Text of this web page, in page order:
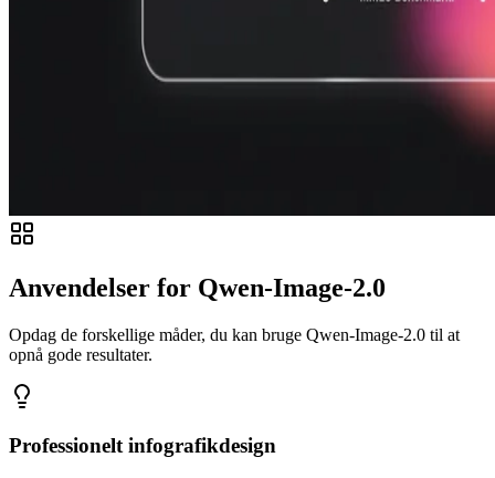
Anvendelser for Qwen-Image-2.0
Opdag de forskellige måder, du kan bruge Qwen-Image-2.0 til at
opnå gode resultater.
Professionelt infografikdesign